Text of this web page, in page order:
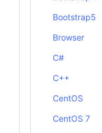
Bootstrap5
Browser
C#
C++
CentOS
CentOS 7